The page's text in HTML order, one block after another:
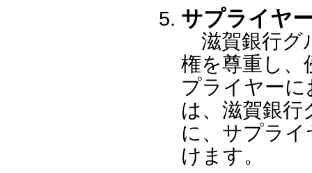
サプライヤ
滋賀銀行グ
権を尊重し、
プライヤー
は、滋賀銀
に、サプラ
けます。